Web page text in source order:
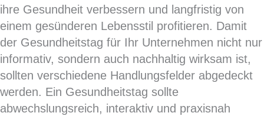
ihre Gesundheit verbessern und langfristig von
einem gesünderen Lebensstil profitieren. Damit
der Gesundheitstag für Ihr Unternehmen nicht nur
informativ, sondern auch nachhaltig wirksam ist,
sollten verschiedene Handlungsfelder abgedeckt
werden. Ein Gesundheitstag sollte
abwechslungsreich, interaktiv und praxisnah